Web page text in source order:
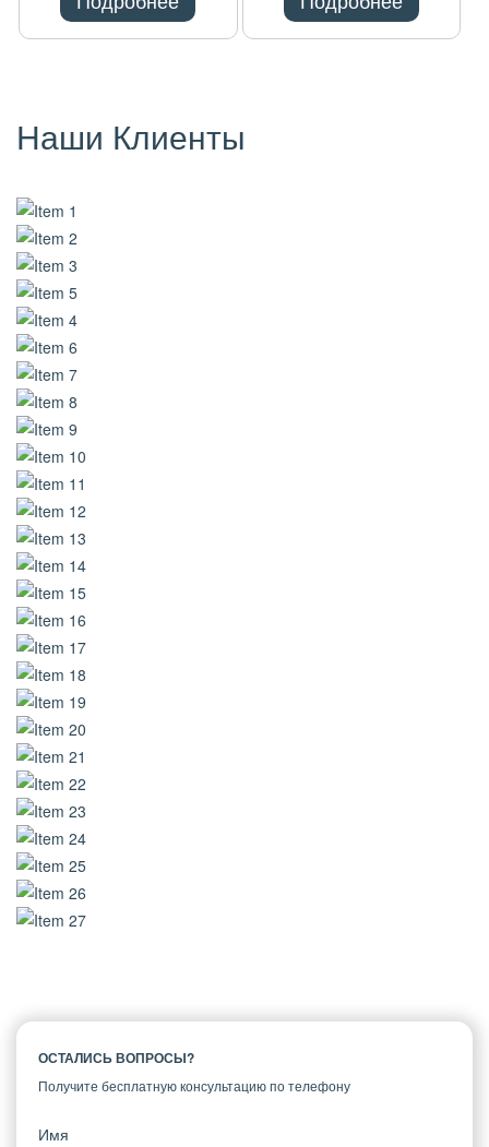
Наши Клиенты
ОСТАЛИСЬ ВОПРОСЫ?
Получите бесплатную консультацию по телефону
Имя